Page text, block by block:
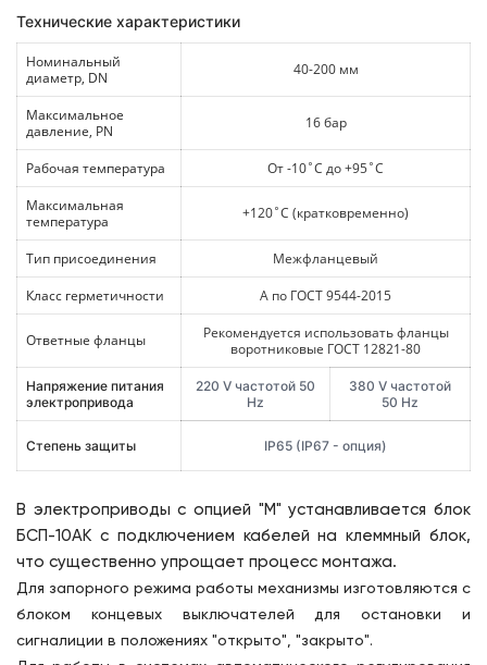
Технические характеристики
Номинальный
диаметр, DN
40-200 мм
Максимальное
давление, РN
16 бар
Рабочая температура
От -10˚С до +95˚С
Максимальная
температура
+120˚С (кратковременно)
Тип присоединения
Межфланцевый
Класс герметичности
А по ГОСТ 9544-2015
Ответные фланцы
Рекомендуется использовать фланцы
воротниковые ГОСТ 12821-80
Напряжение питания
электропривода
220 V частотой 50
Hz
380 V частотой
50 Hz
Степень защиты IP65 (IP67 - опция)
В электроприводы с опцией "М" устанавливается блок
БСП-10АК с подключением кабелей на клеммный блок,
что существенно упрощает процесс монтажа.
Для запорного режима работы механизмы изготовляются с
блоком концевых выключателей для остановки и
сигналиции в положениях "открыто", "закрыто".